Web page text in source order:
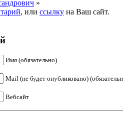
»
, или ссылку на Ваш сайт.
Имя (обязательно)
Mail (не будет опубликовано)
Вебсайт